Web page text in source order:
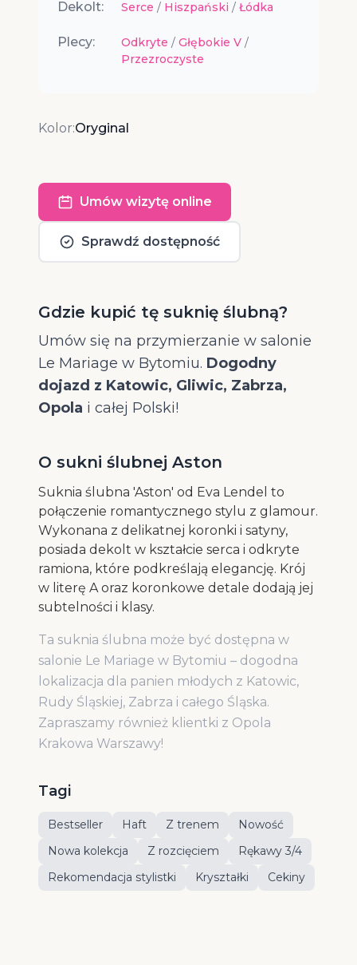
Dekolt: Serce / Hiszpański / Łódka
Plecy: Odkryte / Głębokie V /
Przezroczyste
Kolor:Oryginal
Umów wizytę online
Sprawdź dostępność
Gdzie kupić tę suknię ślubną?
Umów się na przymierzanie w salonie
Le Mariage w Bytomiu. Dogodny
dojazd z Katowic, Gliwic, Zabrza,
Opola i całej Polski!
O sukni ślubnej Aston
Suknia ślubna 'Aston' od Eva Lendel to
połączenie romantycznego stylu z glamour.
Wykonana z delikatnej koronki i satyny,
posiada dekolt w kształcie serca i odkryte
ramiona, które podkreślają elegancję. Krój
w literę A oraz koronkowe detale dodają jej
subtelności i klasy.
Ta suknia ślubna może być dostępna w
salonie Le Mariage w Bytomiu – dogodna
lokalizacja dla panien młodych z Katowic,
Rudy Śląskiej, Zabrza i całego Śląska.
Zapraszamy również klientki z Opola
Krakowa Warszawy!
Tagi
Bestseller Haft Z trenem
Nowość
Nowa kolekcja
Z rozcięciem
Rękawy 3/4
Rekomendacja stylistki
Kryształki Cekiny